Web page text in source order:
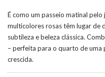
É como um passeio matinal
multicolores rosas têm lugar de
subtileza e beleza clássica.
– perfeita para o quarto de uma
crescida.